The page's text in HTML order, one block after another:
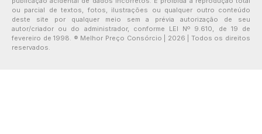
ou parcial de textos, fotos, ilustrações ou qualquer outro conteúdo
deste site por qualquer meio sem a prévia autorização de seu
autor/criador ou do administrador, conforme LEI Nº 9.610, de 19 de
fevereiro de 1998. ® Melhor Preço Consórcio | 2026 | Todos os direitos
reservados.